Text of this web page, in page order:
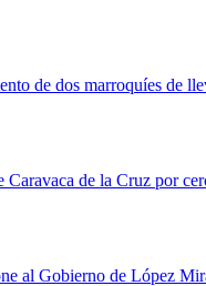
de dos marroquíes de
de la Cruz por
al Gobierno de López